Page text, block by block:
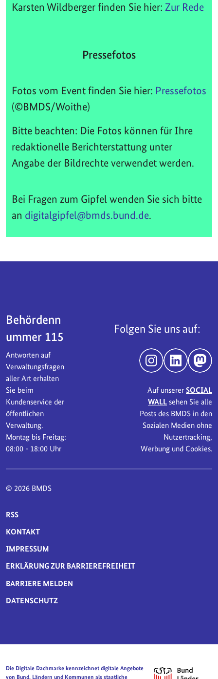
Karsten Wildberger finden Sie hier: Zur Rede
Pressefotos
Fotos vom Event finden Sie hier: Pressefotos
(©BMDS/Woithe)
Bitte beachten: Die Fotos können für Ihre
redaktionelle Berichterstattung unter
Angabe der Bildrechte verwendet werden.
Bei Fragen zum Gipfel wenden Sie sich bitte
an digitalgipfel@bmds.bund.de.
Behördenn
ummer 115
Antworten auf
Verwaltungsfragen
aller Art erhalten
Sie beim
Kundenservice der
öffentlichen
Verwaltung.
Montag bis Freitag:
08:00 - 18:00 Uhr
Folgen Sie uns auf:
InstagramLinkedIn
Auf unserer SOCIAL
WALLsehen Sie alle
Posts des BMDS in den
Sozialen Medien ohne
Nutzertracking,
Werbung und Cookies.
© 2026 BMDS
SERVICE-NAVIGATION FUSSBEREICH
RSS
KONTAKT
IMPRESSUM
ERKLÄRUNG ZUR BARRIEREFREIHEIT
BARRIERE MELDEN
DATENSCHUTZ
Die Digitale Dachmarke kennzeichnet digitale Angebote
von Bund, Ländern und Kommunen als staatliche